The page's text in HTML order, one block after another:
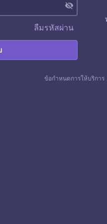
visibility_off
ลืมรหัสผ่าน
ข้อกำหนดการให้บริการ